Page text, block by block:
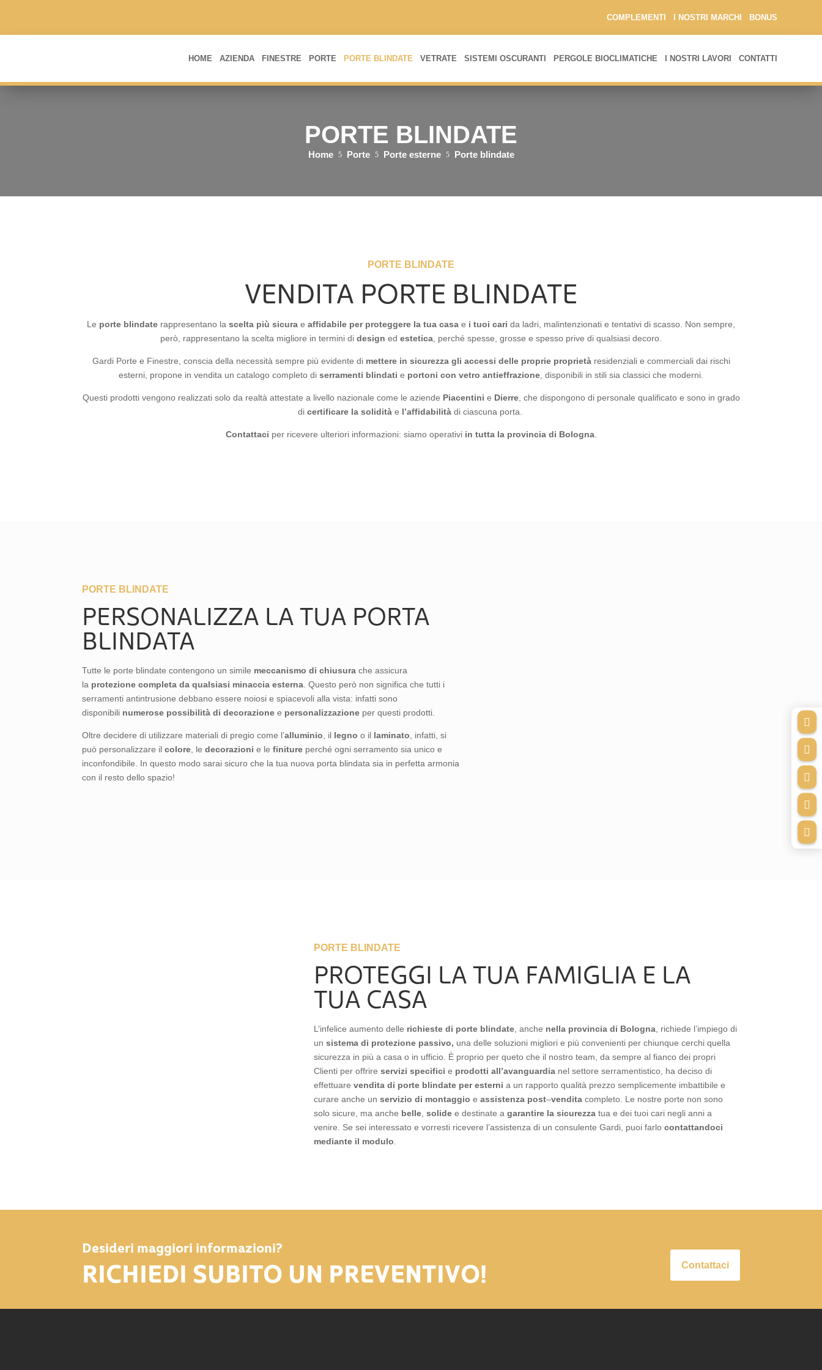
COMPLEMENTI I NOSTRI MARCHI BONUS
HOME AZIENDA FINESTRE PORTE PORTE BLINDATE VETRATE SISTEMI OSCURANTI PERGOLE BIOCLIMATICHE I NOSTRI LAVORI CONTATTI
PORTE BLINDATE
Home 5 Porte 5 Porte esterne 5 Porte blindate
PORTE BLINDATE
VENDITA PORTE BLINDATE
Le porte blindate rappresentano la scelta più sicura e affidabile per proteggere la tua casa e i tuoi cari da ladri, malintenzionati e tentativi di scasso. Non sempre,
però, rappresentano la scelta migliore in termini di design ed estetica , perché spesse, grosse e spesso prive di qualsiasi decoro.
Gardi Porte e Finestre, conscia della necessità sempre più evidente di mettere in sicurezza gli accessi delle proprie proprietà residenziali e commerciali dai rischi
esterni, propone in vendita un catalogo completo di serramenti blindati e portoni con vetro antieffrazione , disponibili in stili sia classici che moderni.
Questi prodotti vengono realizzati solo da realtà attestate a livello nazionale come le aziende Piacentini e Dierre, che dispongono di personale qualificato e sono in grado
di certificare la solidità e l’affidabilità di ciascuna porta.
Contattaci per ricevere ulteriori informazioni: siamo operativi in tutta la provincia di Bologna.
PORTE BLINDATE
PERSONALIZZA LA TUA PORTA
BLINDATA
Tutte le porte blindate contengono un simile meccanismo di chiusura che assicura
la protezione completa da qualsiasi minaccia esterna . Questo però non significa che tutti i
serramenti antintrusione debbano essere noiosi e spiacevoli alla vista: infatti sono
disponibili numerose possibilità di decorazione e personalizzazione per questi prodotti.
Oltre decidere di utilizzare materiali di pregio come l’alluminio , il legno o il laminato , infatti, si
può personalizzare il colore , le decorazioni e le finiture perché ogni serramento sia unico e
inconfondibile. In questo modo sarai sicuro che la tua nuova porta blindata sia in perfetta armonia
con il resto dello spazio!
PORTE BLINDATE
PROTEGGI LA TUA FAMIGLIA E LA
TUA CASA
L’infelice aumento delle richieste di porte blindate, anche nella provincia di Bologna, richiede l’impiego di
un sistema di protezione passivo, una delle soluzioni migliori e più convenienti per chiunque cerchi quella
sicurezza in più a casa o in ufficio. È proprio per queto che il nostro team, da sempre al fianco dei propri
Clienti per offrire servizi specifici e prodotti all’avanguardianel settore serramentistico, ha deciso di
effettuare vendita di porte blindate per esterni a un rapporto qualità prezzo semplicemente imbattibile e
curare anche un servizio di montaggio e assistenza post–venditacompleto. Le nostre porte non sono
solo sicure, ma anche belle, solidee destinate a garantire la sicurezzatua e dei tuoi cari negli anni a
venire. Se sei interessato e vorresti ricevere l’assistenza di un consulente Gardi, puoi farlo contattandoci
mediante il modulo
Desideri maggiori informazioni?
RICHIEDI SUBITO UN PREVENTIVO! Contattaci




